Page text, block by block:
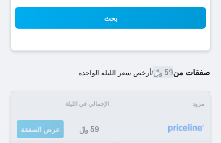
بحث
صفقات من59 ﷼ /أرخص سعر الليلة الواحدة
مزود الإجمالي في الليلة
59 ﷼ عرض الصفقة